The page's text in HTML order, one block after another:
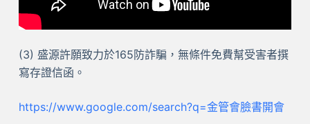
(3) 盛源許願致力於165防詐騙，無條件免費幫受害者撰
寫存證信函。
https://www.google.com/search?q=金管會臉書開會